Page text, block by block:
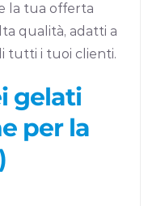
la tua offerta
qualità, adatti a
tutti i tuoi clienti.
gelati
per la